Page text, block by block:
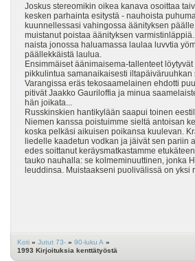
Joskus stereomikin oikea kanava osoittaa
kesken parhainta esitystä - nauhoista
kuunnellessasi vahingossa äänityksen
muistanut poistaa äänityksen
naista jonossa haluamassa laulaa luvvtia
päällekkäistä laulua.
Ensimmäiset äänimaisema-tallenteet
pikkulintua samanaikaisesti
Varangissa eräs tekosaamelainen ehdotti
pitivät Jaakko Gauriloffia ja minua
hän joikata...
Russkinskien hantikylään saapui toinen
Niemen kanssa poistuimme sieltä antoisan
koska pelkäsi aikuisen poikansa kuulevan.
liedelle kaadetun vodkan ja jäivät sen pariin
edes soittanut keräysmatkastamme
tauko nauhalla: se kolmeminuuttinen, jonka
leuddinsa. Muistaakseni puolivälissä on yksi
Koti » Jutut 73- » 90-luku A »
1993 Kirjoituksia kenttätyöstä